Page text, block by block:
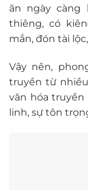
ăn ngày càng
thiêng, có
mắn, đón tài
Vậy nên,
truyền từ
văn hóa
linh, sự tôn